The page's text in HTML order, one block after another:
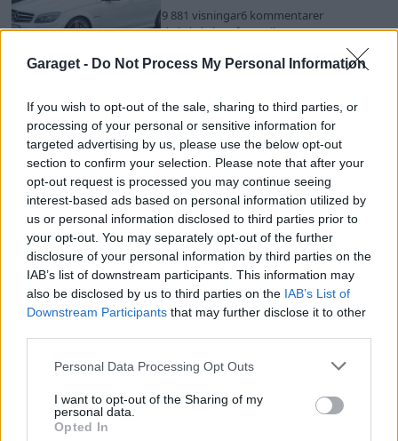
Garaget - Do Not Process My Personal Information
If you wish to opt-out of the sale, sharing to third parties, or
processing of your personal or sensitive information for
targeted advertising by us, please use the below opt-out
section to confirm your selection. Please note that after your
opt-out request is processed you may continue seeing
interest-based ads based on personal information utilized by
us or personal information disclosed to third parties prior to
your opt-out. You may separately opt-out of the further
disclosure of your personal information by third parties on the
IAB’s list of downstream participants. This information may
also be disclosed by us to third parties on the IAB’s List of
Downstream Participants that may further disclose it to other
Personal Data Processing Opt Outs
I want to opt-out of the Sharing of my
personal data.
Opted In
9 881 visningar6 kommentarer
18
6 april 17
15 7
Japs-Jens
53 221 visningar
339 kommentarer
331
9 aug. 11
13
Toyota Supra MKIV"Jimmys
supra 3.4L"(1993)
-Iceman-
83 972 visningar14 kommentarer
669
4 maj 16
Opel GT 2.0 Turbo (2007)
26 409 visningar
248
21 mars 10